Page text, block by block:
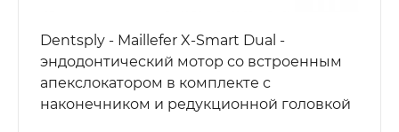
Dentsply - Maillefer X-Smart Dual -
эндодонтический мотор со встроенным
апекслокатором в комплекте с
наконечником и редукционной головкой